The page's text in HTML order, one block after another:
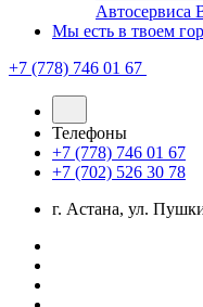
Автосервиса
Мы есть в твоем
+7 (778) 746 01 67
Телефоны
+7 (778) 746 01 67
+7 (702) 526 30 78
г. Астана, ул.